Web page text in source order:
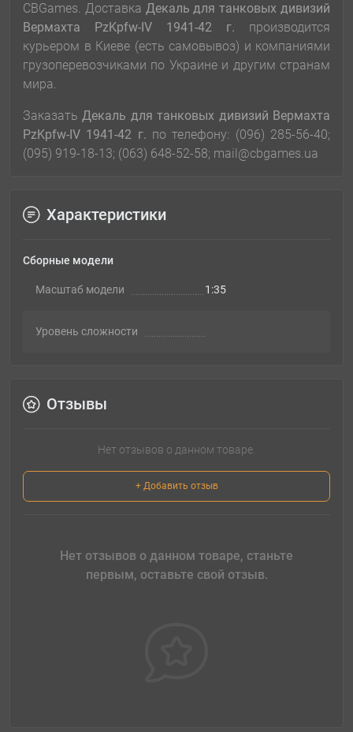
CBGames. Доставка Декаль для танковых дивизий
Вермахта PzKpfw-IV 1941-42 г. производится
курьером в Киеве (есть самовывоз) и компаниями
грузоперевозчиками по Украине и другим странам
мира.
ЗаказатьДекаль для танковых дивизий Вермахта
PzKpfw-IV 1941-42 г. по телефону: (096) 285-56-40;
(095) 919-18-13; (063) 648-52-58; mail@cbgames.ua
Характеристики
Сборные модели
Масштаб модели 1:35
Уровень сложности
Отзывы
Нет отзывов о данном товаре.
+ Добавить отзыв
Нет отзывов о данном товаре, станьте
первым, оставьте свой отзыв.